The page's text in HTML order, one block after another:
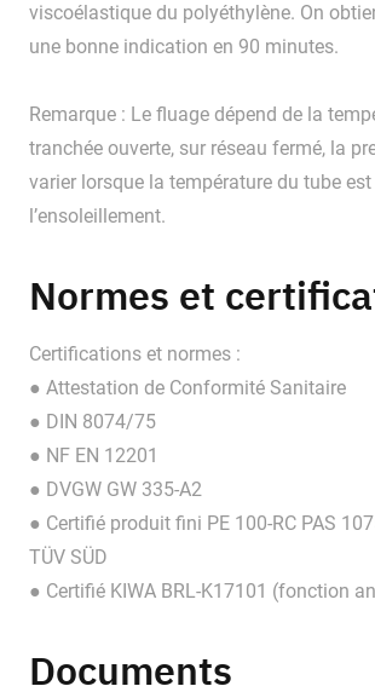
viscoélastique du polyéthylène. On
une bonne indication en 90 minutes.
Remarque : Le fluage dépend de la
tranchée ouverte, sur réseau fermé, la
varier lorsque la température du tube
l’ensoleillement.
Normes et
Certifications et normes :
● Attestation de Conformité Sanitaire
● DIN 8074/75
● NF EN 12201
● DVGW GW 335-A2
● Certifié produit fini PE 100-RC PAS
TÜV SÜD
● Certifié KIWA BRL-K17101 (fonction
Documents